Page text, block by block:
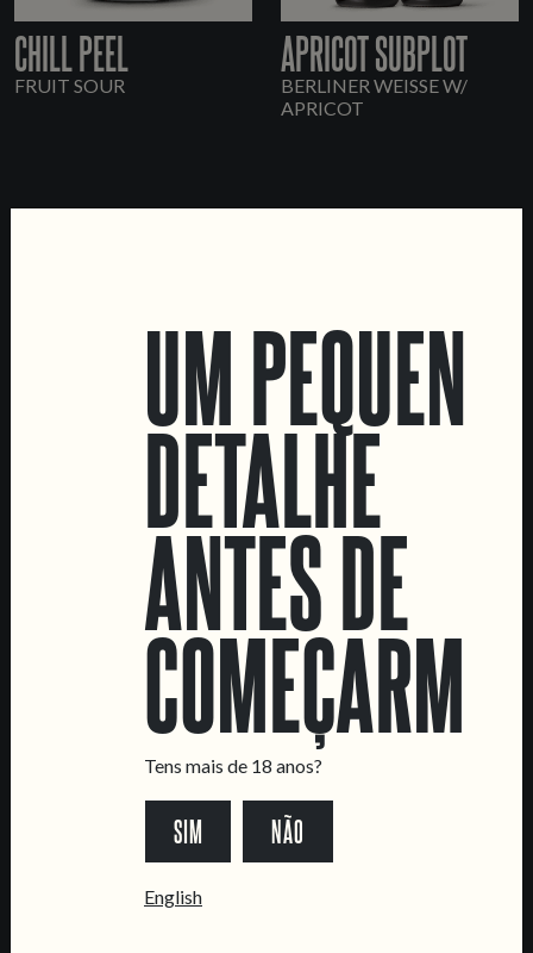
CHILL PEEL
FRUIT SOUR
APRICOT SUBPLOT
BERLINER WEISSE W/
APRICOT
Quero vender as vossas cervejas!
Tours e eventos privados
Livro de Reclamações
*Chamada para a rede fixa nacional
UM PEQUENO
DETALHE
ANTES DE
Tens mais de 18 anos?
SIM NÃO
English